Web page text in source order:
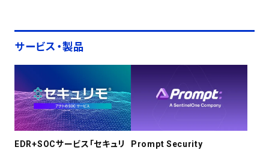
サービス・製品
EDR+SOCサービス「セキュリ
Prompt Security